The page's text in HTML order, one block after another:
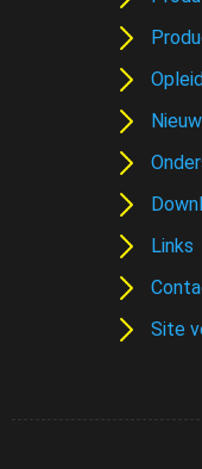
Links
Site